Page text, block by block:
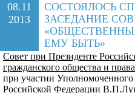
08.11
2013
СОСТОЯЛОСЬ
ЗАСЕДАНИЕ
ЕМУ БЫТЬ»
Совет при Президенте
гражданского общества и
при участии Уполномоченного
Российской Федерации